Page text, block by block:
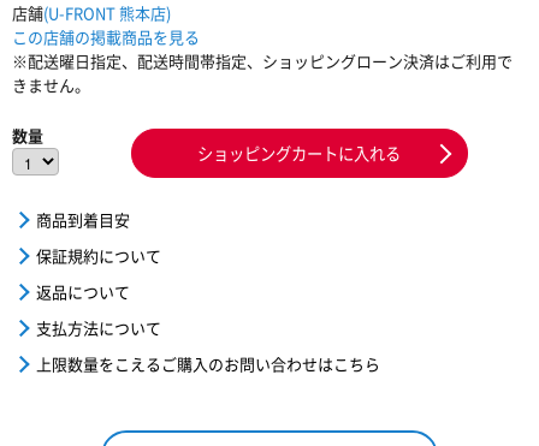
店舗(U-FRONT 熊本店)
この店舗の掲載商品を見る
※配送曜日指定、配送時間帯指定、ショッピングローン決済はご利用で
きません。
数量
ショッピングカートに入れる
商品到着目安
保証規約について
返品について
支払方法について
上限数量をこえるご購入のお問い合わせはこちら